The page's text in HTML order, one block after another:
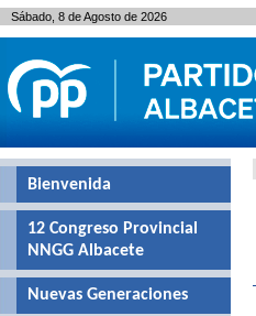
Bienvenida
12 Congreso Provincial
NNGG Albacete
Nuevas Generaciones
Sábado, 8 de Agosto de 2026